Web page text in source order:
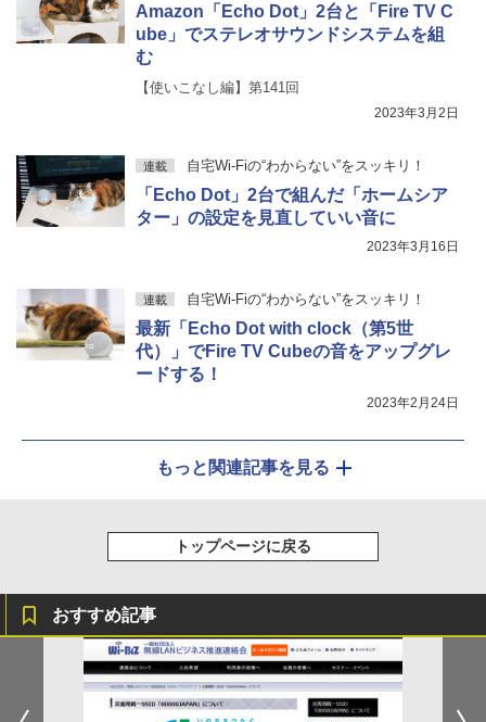
Amazon「Echo Dot」2台と「Fire TV C
ube」でステレオサウンドシステムを組
む
【使いこなし編】第141回
2023年3月2日
連載 自宅Wi-Fiの“わからない”をスッキリ！
「Echo Dot」2台で組んだ「ホームシア
ター」の設定を見直していい音に
2023年3月16日
連載 自宅Wi-Fiの“わからない”をスッキリ！
最新「Echo Dot with clock（第5世
代）」でFire TV Cubeの音をアップグレ
ードする！
2023年2月24日
もっと関連記事を見る
トップページに戻る
おすすめ記事